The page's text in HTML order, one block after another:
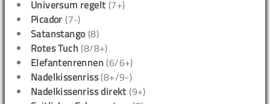
Universum regelt (7+)
Picador (7-)
Satanstango(8)
Rotes Tuch (8/8+)
Elefantenrennen (6/6+)
Nadelkissenriss(8+/9-)
Nadelkissenriss direkt (9+)